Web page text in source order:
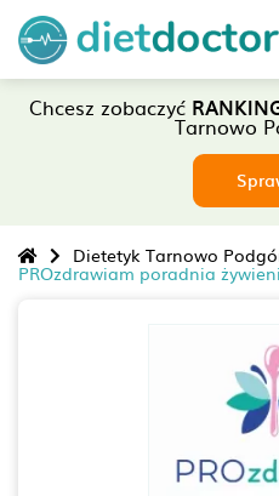
Chcesz zobaczyć
Tarnowo
Dietetyk Tarnowo
PROzdrawiam poradnia